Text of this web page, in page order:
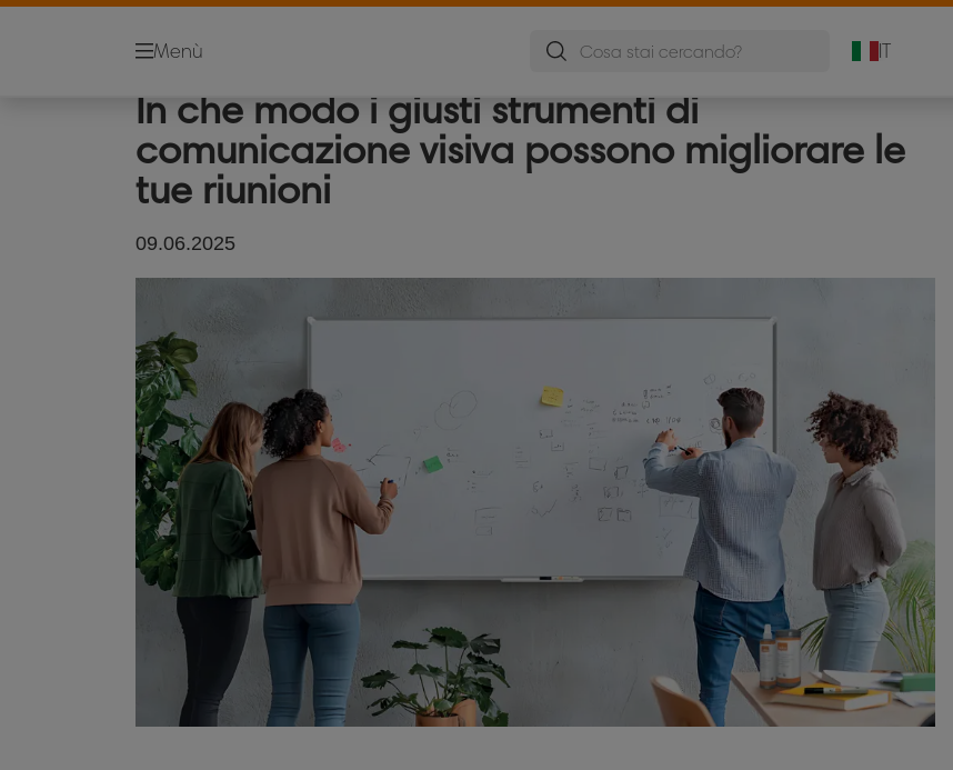
Menù IT
Fogli Mobili
In che modo i giusti strumenti di
comunicazione visiva possono migliorare le
tue riunioni
09.06.2025